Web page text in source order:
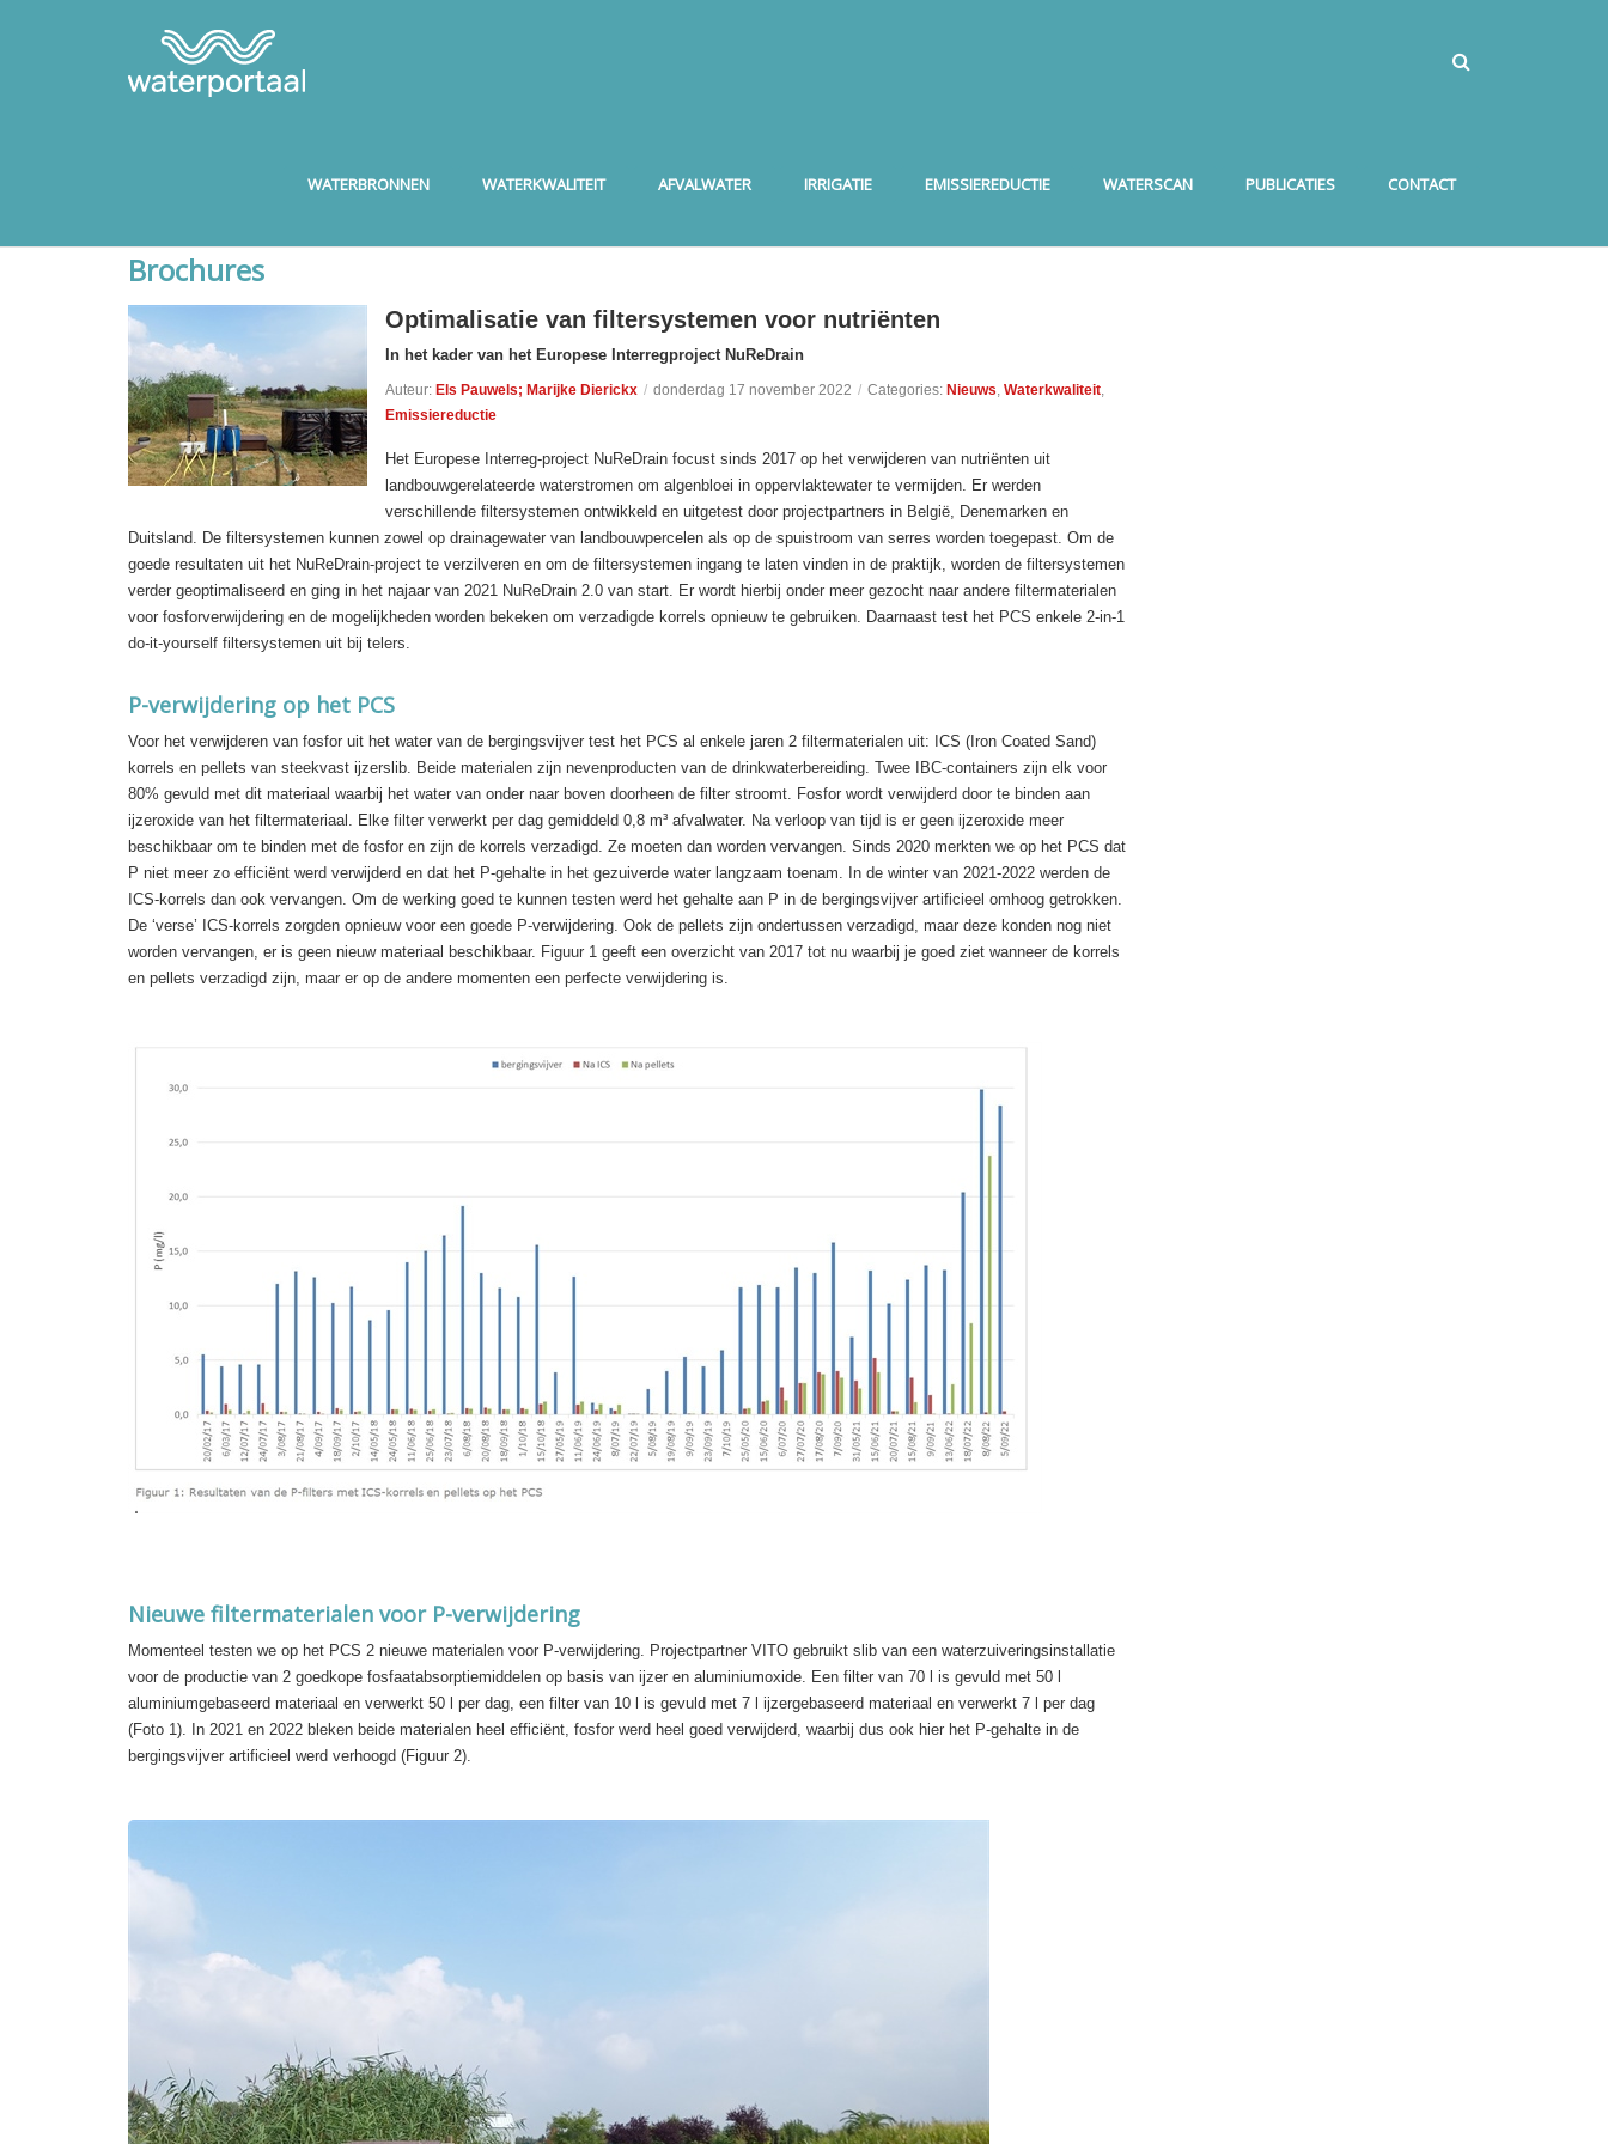
WATERBRONNEN WATERKWALITEIT AFVALWATER IRRIGATIE EMISSIEREDUCTIE WATERSCAN PUBLICATIES CONTACT
Brochures
Optimalisatie van filtersystemen voor nutriënten
In het kader van het Europese Interregproject NuReDrain
Auteur: Els Pauwels; Marijke Dierickx / donderdag 17 november 2022 / Categories: Nieuws, Waterkwaliteit,
Emissiereductie
Het Europese Interreg-project NuReDrain focust sinds 2017 op het verwijderen van nutriënten uit
landbouwgerelateerde waterstromen om algenbloei in oppervlaktewater te vermijden. Er werden
verschillende filtersystemen ontwikkeld en uitgetest door projectpartners in België, Denemarken en
Duitsland. De filtersystemen kunnen zowel op drainagewater van landbouwpercelen als op de spuistroom van serres worden toegepast. Om de
goede resultaten uit het NuReDrain-project te verzilveren en om de filtersystemen ingang te laten vinden in de praktijk, worden de filtersystemen
verder geoptimaliseerd en ging in het najaar van 2021 NuReDrain 2.0 van start. Er wordt hierbij onder meer gezocht naar andere filtermaterialen
voor fosforverwijdering en de mogelijkheden worden bekeken om verzadigde korrels opnieuw te gebruiken. Daarnaast test het PCS enkele 2-in-1
do-it-yourself filtersystemen uit bij telers.
P-verwijdering op het PCS
Voor het verwijderen van fosfor uit het water van de bergingsvijver test het PCS al enkele jaren 2 filtermaterialen uit: ICS (Iron Coated Sand)
korrels en pellets van steekvast ijzerslib. Beide materialen zijn nevenproducten van de drinkwaterbereiding. Twee IBC-containers zijn elk voor
80% gevuld met dit materiaal waarbij het water van onder naar boven doorheen de filter stroomt. Fosfor wordt verwijderd door te binden aan
ijzeroxide van het filtermateriaal. Elke filter verwerkt per dag gemiddeld 0,8 m³ afvalwater. Na verloop van tijd is er geen ijzeroxide meer
beschikbaar om te binden met de fosfor en zijn de korrels verzadigd. Ze moeten dan worden vervangen. Sinds 2020 merkten we op het PCS dat
P niet meer zo efficiënt werd verwijderd en dat het P-gehalte in het gezuiverde water langzaam toenam. In de winter van 2021-2022 werden de
ICS-korrels dan ook vervangen. Om de werking goed te kunnen testen werd het gehalte aan P in de bergingsvijver artificieel omhoog getrokken.
De ‘verse’ ICS-korrels zorgden opnieuw voor een goede P-verwijdering. Ook de pellets zijn ondertussen verzadigd, maar deze konden nog niet
worden vervangen, er is geen nieuw materiaal beschikbaar. Figuur 1 geeft een overzicht van 2017 tot nu waarbij je goed ziet wanneer de korrels
en pellets verzadigd zijn, maar er op de andere momenten een perfecte verwijdering is.
Nieuwe filtermaterialen voor P-verwijdering
Momenteel testen we op het PCS 2 nieuwe materialen voor P-verwijdering. Projectpartner VITO gebruikt slib van een waterzuiveringsinstallatie
voor de productie van 2 goedkope fosfaatabsorptiemiddelen op basis van ijzer en aluminiumoxide. Een filter van 70 l is gevuld met 50 l
aluminiumgebaseerd materiaal en verwerkt 50 l per dag, een filter van 10 l is gevuld met 7 l ijzergebaseerd materiaal en verwerkt 7 l per dag
(Foto 1). In 2021 en 2022 bleken beide materialen heel efficiënt, fosfor werd heel goed verwijderd, waarbij dus ook hier het P-gehalte in de
bergingsvijver artificieel werd verhoogd (Figuur 2).